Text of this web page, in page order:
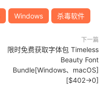
Windows 杀毒软件
下一篇
限时免费获取字体包 Timeless
Beauty Font
Bundle[Windows、macOS]
[$402→0]